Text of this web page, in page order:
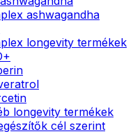
ashwagandha
longevity termékek
longevity termékek
cél szerint